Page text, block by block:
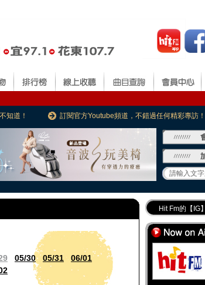
知道！ 訂閱官方Youtube頻道，不錯過任何精彩專訪！
05/30 05/31
06/01
Hit Fm的【IG
Hit Fm【FB臉
最專業《DJ推
好康報報 最新